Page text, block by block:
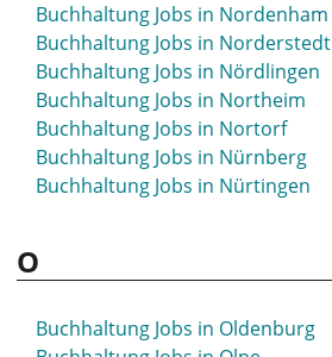
Buchhaltung Jobs in Nordenham
Buchhaltung Jobs in Norderstedt
Buchhaltung Jobs in Nördlingen
Buchhaltung Jobs in Northeim
Buchhaltung Jobs in Nortorf
Buchhaltung Jobs in Nürnberg
Buchhaltung Jobs in Nürtingen
O
Buchhaltung Jobs in Oldenburg